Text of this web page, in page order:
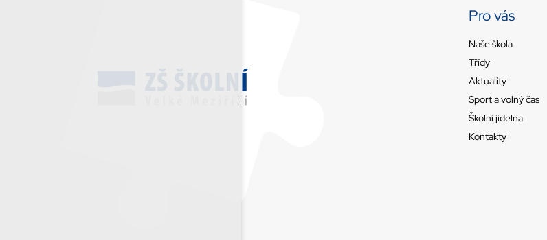
Pro vás
Naše škola
Třídy
Aktuality
Sport a volný čas
Školní jídelna
Kontakty